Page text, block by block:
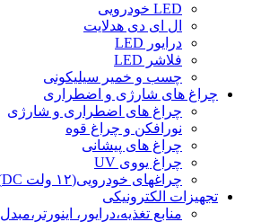
LED خودرویی
ال ای دی هدلایت
درایور LED
فلاشر LED
چسب و خمیر سیلیکونی
چراغ های شارژی و اضطراری
چراغ های اضطراری و شارژی
نورافکن و چراغ قوه
چراغ های پیشانی
چراغ یووی UV
چراغهای خودرویی(۱۲ ولت DC)
تجهیزات الکترونیکی
منابع تغذیه،درایور، اینورتر،مبدل